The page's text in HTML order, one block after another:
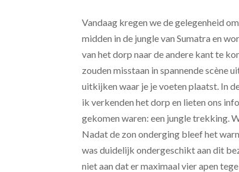
Vandaag kregen we de gelegenheid
midden in de jungle van Sumatra en
van het dorp naar de andere kant te
zouden misstaan in spannende scène
uitkijken waar je je voeten plaatst. In
ik verkenden het dorp en lieten ons
gekomen waren: een jungle trekking.
Nadat de zon onderging bleef het
was duidelijk ondergeschikt aan dit
niet aan dat er maximaal vier apen